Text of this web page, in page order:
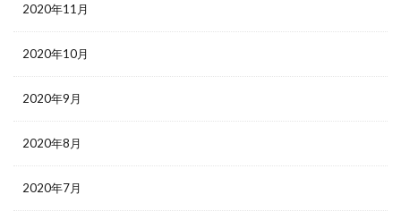
2020年11月
2020年10月
2020年9月
2020年8月
2020年7月